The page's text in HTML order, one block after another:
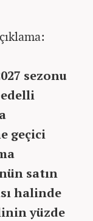
sezonu
geçici
satın
halinde
yüzde